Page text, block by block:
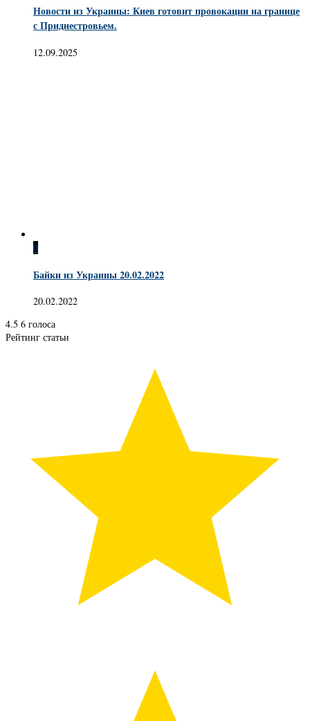
Новости из Украины: Киев готовит провокации на границе
с Приднестровьем.
12.09.2025
0
Байки из Украины 20.02.2022
20.02.2022
4.5 6 голоса
Рейтинг статьи